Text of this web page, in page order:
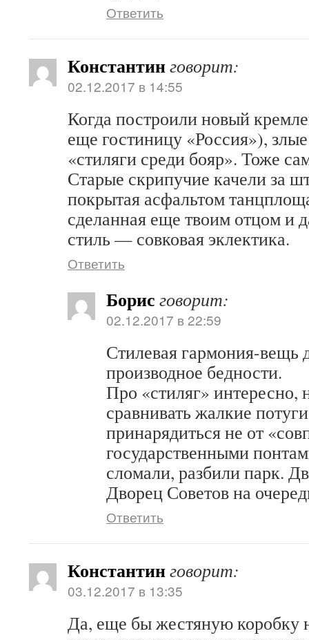
Ответить
Константинговорит:
02.12.2017 в 14:55
Когда построили новый
еще гостиницу «Россия»),
«стиляги среди бояр». Тоже
Старые скрипучие качели за
покрытая асфальтом
сделанная еще твоим отцом и
стиль — совковая эклектика.
Ответить
Борис говорит:
02.12.2017 в 22:59
Стилевая гармония-вещь
производное бедности.
Про «стиляг» интересно,
сравнивать жалкие
принарядиться не от
государственными
сломали, разбили парк.
Дворец Советов на
Ответить
Константинговорит:
03.12.2017 в 13:35
Да, еще бы жестяную коробку